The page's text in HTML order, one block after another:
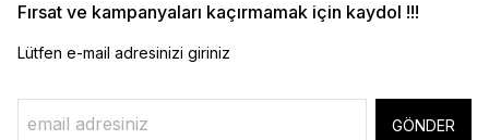
Fırsat ve kampanyaları kaçırmamak için kaydol !!!
Lütfen e-mail adresinizi giriniz
GÖNDER